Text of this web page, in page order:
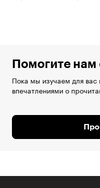
Помогите нам
Пока мы изучаем для
впечатлениями о